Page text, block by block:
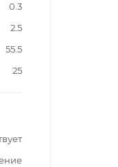
0.3
2.5
55.5
25